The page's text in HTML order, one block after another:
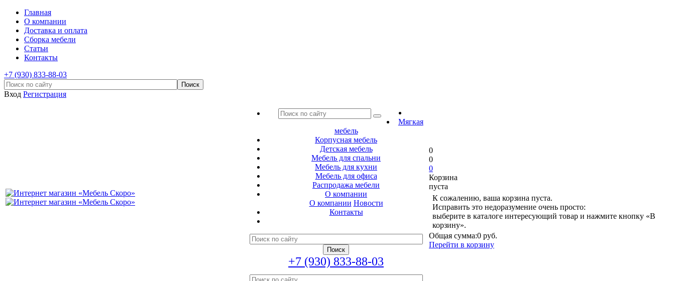
Главная
О компании
Доставка и оплата
Сборка мебели
Статьи
Контакты
+7 (930) 833-88-03
Вход Регистрация
Мягкая
мебель
Корпусная мебель
Детская мебель
Мебель для спальни
Мебель для кухни
Мебель для офиса
Распродажа мебели
О компании
О компании Новости
Контакты
+7 (930) 833-88-03
0
0
0
Корзина
пуста
К сожалению, ваша корзина пуста.
Исправить это недоразумение очень просто:
выберите в каталоге интересующий товар и нажмите кнопку «В
корзину».
Общая сумма:0 руб.
Перейти в корзину